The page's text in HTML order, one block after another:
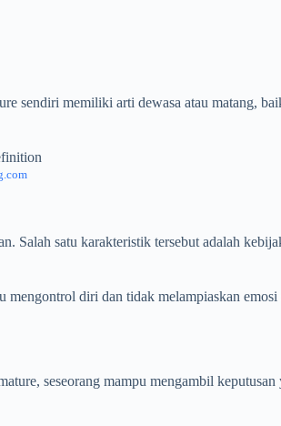
sendiri memiliki arti dewasa atau matang,
satu karakteristik tersebut adalah
diri dan tidak melampiaskan
seseorang mampu mengambil